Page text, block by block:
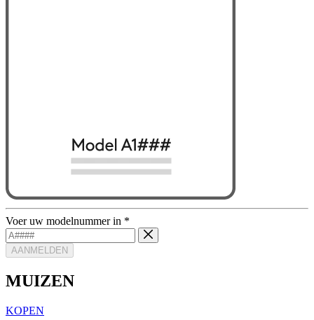
Voer uw modelnummer in *
AANMELDEN
MUIZEN
KOPEN